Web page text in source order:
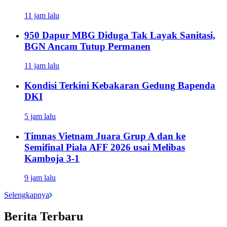
11 jam lalu
950 Dapur MBG Diduga Tak Layak Sanitasi,
BGN Ancam Tutup Permanen
11 jam lalu
Kondisi Terkini Kebakaran Gedung Bapenda
DKI
5 jam lalu
Timnas Vietnam Juara Grup A dan ke
Semifinal Piala AFF 2026 usai Melibas
Kamboja 3-1
9 jam lalu
Selengkapnya
Berita Terbaru